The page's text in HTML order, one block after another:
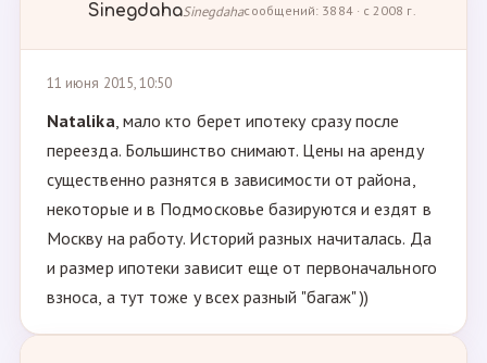
SinegdahaSinegdahaсообщений: 3884 · с 2008 г.
11 июня 2015, 10:50
Natalika, мало кто берет ипотеку сразу после
переезда. Большинство снимают. Цены на аренду
существенно разнятся в зависимости от района,
некоторые и в Подмосковье базируются и ездят в
Москву на работу. Историй разных начиталась. Да
и размер ипотеки зависит еще от первоначального
взноса, а тут тоже у всех разный "багаж" ))